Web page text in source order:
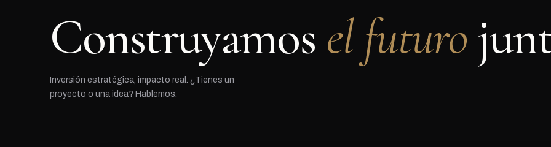
Construyamos el futuro
Inversión estratégica, impacto real. ¿Tienes un
proyecto o una idea? Hablemos.